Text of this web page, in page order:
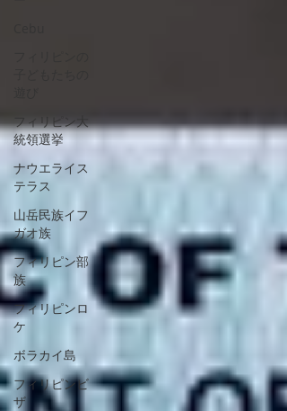
フィリピン大
統領選挙
ナウエライス
テラス
山岳民族イフ
ガオ族
フィリピン部
族
フィリピンロ
ケ
ボラカイ島
フィリピンビ
ザ